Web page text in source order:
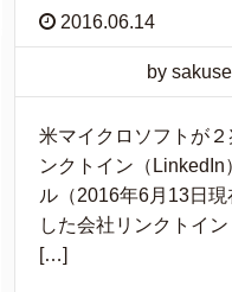
2016.06.14
by
米マイクロソフトが
ンクトイン（
ル（2016年6月13日
した会社リンクトイ
[…]